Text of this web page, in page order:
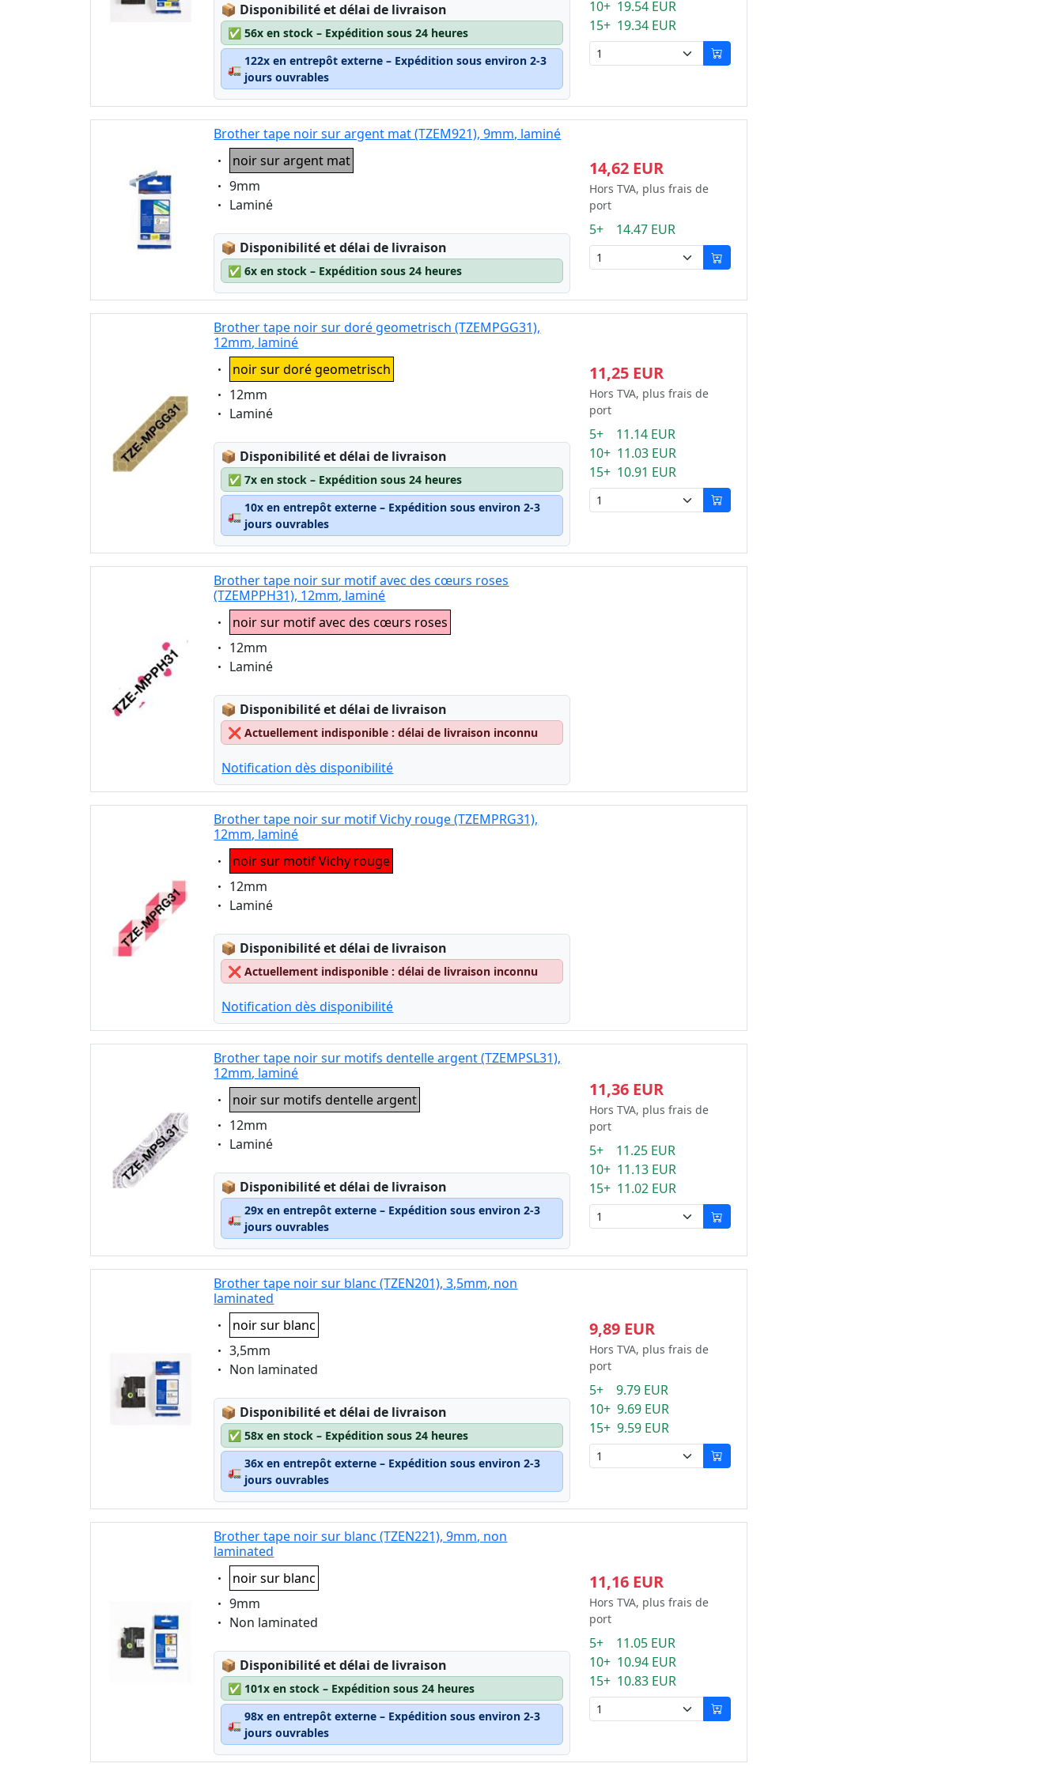
📦 Lagerstatus:
Disponibilité et délai de livraison
✅ 56x en stock – Expédition sous 24 heures
🚛
122x en entrepôt externe – Expédition sous environ 2-3
jours ouvrables
10+ 19.54 EUR
15+ 19.34 EUR
Brother tape noir sur argent mat (TZEM921), 9mm, laminé
Eigenschaft:
noir sur argent mat
Eigenschaft:
9mm
Eigenschaft:
Laminé
📦 Lagerstatus:
Disponibilité et délai de livraison
✅ 6x en stock – Expédition sous 24 heures
14,62 EUR
Hors TVA, plus frais de
port
5+ 14.47 EUR
Brother tape noir sur doré geometrisch (TZEMPGG31),
12mm, laminé
Eigenschaft:
noir sur doré geometrisch
Eigenschaft:
12mm
Eigenschaft:
Laminé
📦 Lagerstatus:
Disponibilité et délai de livraison
✅ 7x en stock – Expédition sous 24 heures
🚛
10x en entrepôt externe – Expédition sous environ 2-3
jours ouvrables
11,25 EUR
Hors TVA, plus frais de
port
5+ 11.14 EUR
10+ 11.03 EUR
15+ 10.91 EUR
Brother tape noir sur motif avec des cœurs roses
(TZEMPPH31), 12mm, laminé
Eigenschaft:
noir sur motif avec des cœurs roses
Eigenschaft:
12mm
Eigenschaft:
Laminé
📦 Lagerstatus:
Disponibilité et délai de livraison
❌ Actuellement indisponible : délai de livraison inconnu
Notification dès disponibilité
Brother tape noir sur motif Vichy rouge (TZEMPRG31),
12mm, laminé
Eigenschaft:
noir sur motif Vichy rouge
Eigenschaft:
12mm
Eigenschaft:
Laminé
📦 Lagerstatus:
Disponibilité et délai de livraison
❌ Actuellement indisponible : délai de livraison inconnu
Notification dès disponibilité
Brother tape noir sur motifs dentelle argent (TZEMPSL31),
12mm, laminé
Eigenschaft:
noir sur motifs dentelle argent
Eigenschaft:
12mm
Eigenschaft:
Laminé
📦 Lagerstatus:
Disponibilité et délai de livraison
🚛
29x en entrepôt externe – Expédition sous environ 2-3
jours ouvrables
11,36 EUR
Hors TVA, plus frais de
port
5+ 11.25 EUR
10+ 11.13 EUR
15+ 11.02 EUR
Brother tape noir sur blanc (TZEN201), 3,5mm, non
laminated
Eigenschaft:
noir sur blanc
Eigenschaft:
3,5mm
Eigenschaft:
Non laminated
📦 Lagerstatus:
Disponibilité et délai de livraison
✅ 58x en stock – Expédition sous 24 heures
🚛
36x en entrepôt externe – Expédition sous environ 2-3
jours ouvrables
9,89 EUR
Hors TVA, plus frais de
port
5+ 9.79 EUR
10+ 9.69 EUR
15+ 9.59 EUR
Brother tape noir sur blanc (TZEN221), 9mm, non
laminated
Eigenschaft:
noir sur blanc
Eigenschaft:
9mm
Eigenschaft:
Non laminated
📦 Lagerstatus:
Disponibilité et délai de livraison
✅ 101x en stock – Expédition sous 24 heures
🚛
98x en entrepôt externe – Expédition sous environ 2-3
jours ouvrables
11,16 EUR
Hors TVA, plus frais de
port
5+ 11.05 EUR
10+ 10.94 EUR
15+ 10.83 EUR